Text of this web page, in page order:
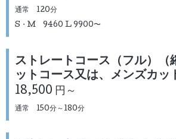
通常 120分
S・M 9460 L 9900〜
ストレートコース（フル）（
ットコース又は、メンズカッ
18,500 円～
通常 150分～180分